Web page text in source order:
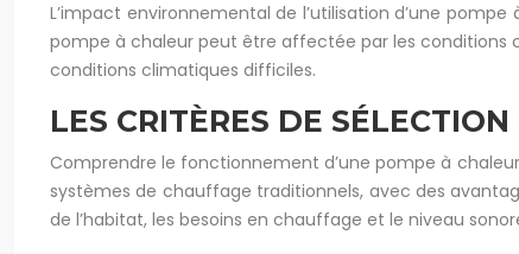
L’impact environnemental de l’utilisation d’une
pompe à chaleur peut être affectée par les conditions
conditions climatiques difficiles.
LES CRITÈRES DE
Comprendre le fonctionnement d’une pompe à
systèmes de chauffage traditionnels, avec des
de l’habitat, les besoins en chauffage et le niveau